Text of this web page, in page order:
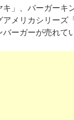
」、バーガーキ
メリカシリーズ
ーガーが売れて